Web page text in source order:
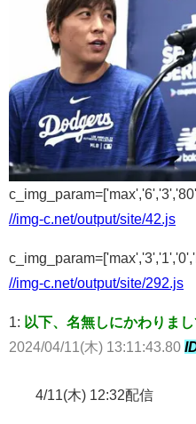
//img-c.net/output/site/42.js
//img-c.net/output/site/292.js
1: 以下、名無しにかわりま
2024/04/11(木) 13:11:43.80
4/11(木) 12:32配信